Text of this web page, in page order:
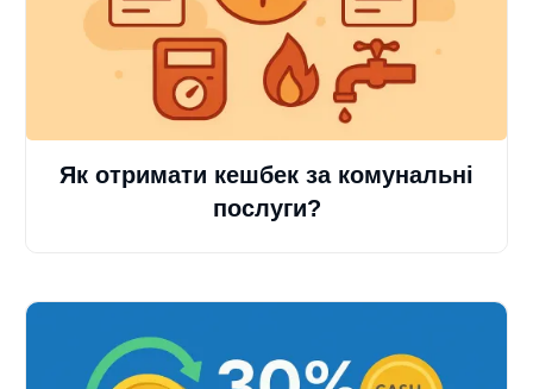
Як отримати кешбек за комунальні
послуги?